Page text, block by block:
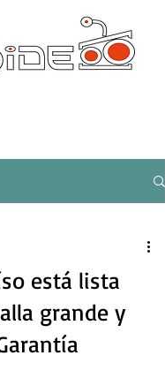
está lista
grande y